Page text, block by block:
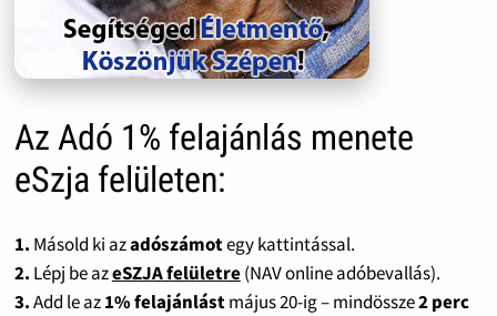
Az Adó 1% felajánlás menete
eSzja felületen:
1. Másold ki azadószámotegy kattintással.
2. Lépj be azeSZJA felületre(NAV online adóbevallás).
3.Add le az1% felajánlástmájus 20-ig – mindössze2 perc